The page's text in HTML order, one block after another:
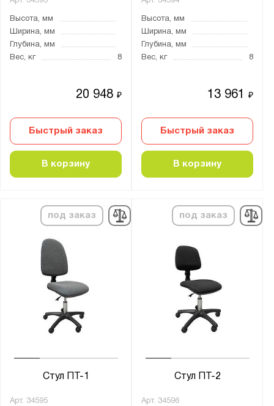
Высота, мм
Ширина, мм
Глубина, мм
Вес, кг
8
20 948₽
Быстрый заказ
В корзину
Высота, мм
Ширина, мм
Глубина, мм
Вес, кг
8
13 961₽
Быстрый заказ
В корзину
под заказ
Стул ПТ-1
Арт. 34595
под заказ
Стул ПТ-2
Арт. 34596